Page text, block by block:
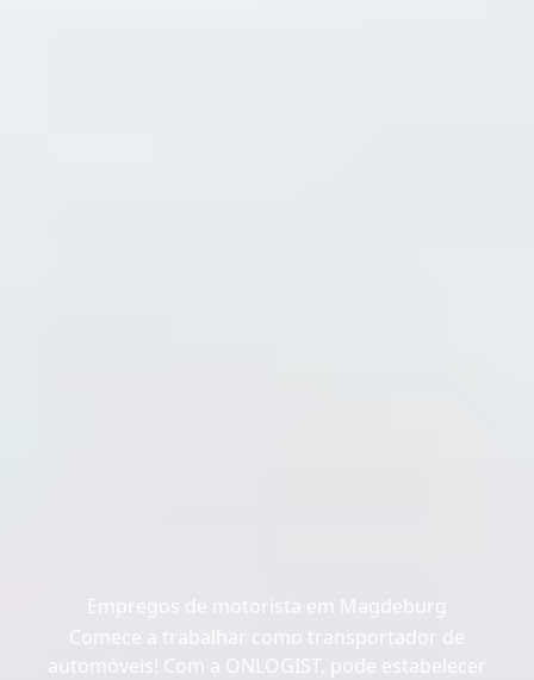
Empregos de motorista em Magdeburg
Comece a trabalhar como transportador de
automóveis! Com a ONLOGIST, pode estabelecer